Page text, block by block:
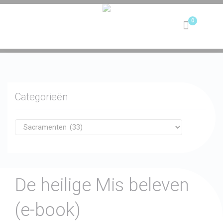
Categorieën
De heilige Mis beleven
(e-book)